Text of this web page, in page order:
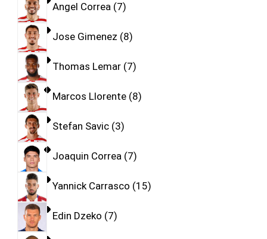
Angel Correa 7
Jose Gimenez 8
Thomas Lemar 7
Marcos Llorente 8
Stefan Savic 3
Joaquin Correa 7
Yannick Carrasco 15
Edin Dzeko 7